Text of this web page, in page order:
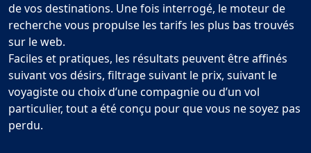
de vos destinations. Une fois interrogé, le moteur de
recherche vous propulse les tarifs les plus bas trouvés
sur le web.
Faciles et pratiques, les résultats peuvent être affinés
suivant vos désirs, filtrage suivant le prix, suivant le
voyagiste ou choix d’une compagnie ou d’un vol
particulier, tout a été conçu pour que vous ne soyez pas
perdu.